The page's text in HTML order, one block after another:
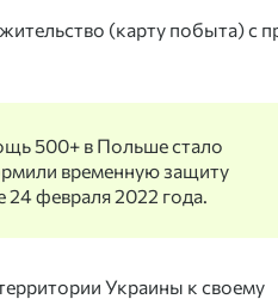
(карту побыта)с
500+ в Польшестало
временную защиту
24 февраля 2022 года.
Украины к своему